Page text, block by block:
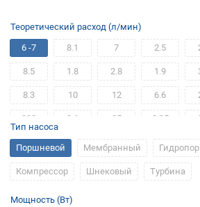
Теоретический расход (л/мин)
6 -7
8.1 7 2.5
8.5 1.8 2.8 1.9
8.3 10 12 6.6
330 2,6 25 0.35
3.5 2.3 6 2.4
Тип насоса
Поршневой
Мембранный
Компрессор Шнековый Турбина
Мощность (Вт)